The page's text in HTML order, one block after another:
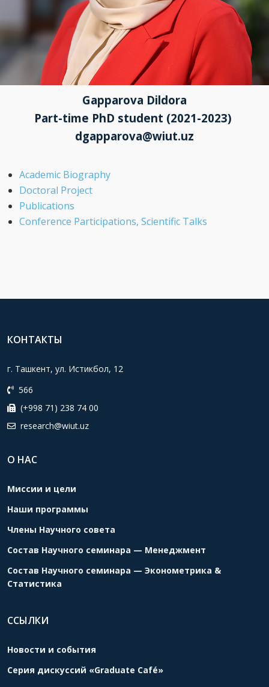
Gapparova Dildora
Part-time PhD student (2021-2023)
dgapparova@wiut.uz
Academic Biography
Doctoral Project
Publications
Conference Participations, Scientific Talks
КОНТАКТЫ
г. Ташкент, ул. Истикбол, 12
566
(+998 71) 238 74 00
research@wiut.uz
О НАС
Миссии и цели
Наши программы
Члены Научного совета
Состав Научного семинара — Менеджмент
Состав Научного семинара — Эконометрика &
Статистика
ССЫЛКИ
Новости и события
Серия дискуссий «Graduate Café»